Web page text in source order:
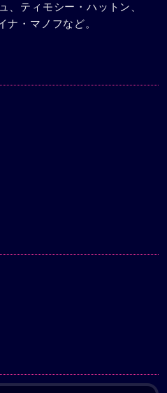
、ティモシー・ハットン、
・マノフなど。